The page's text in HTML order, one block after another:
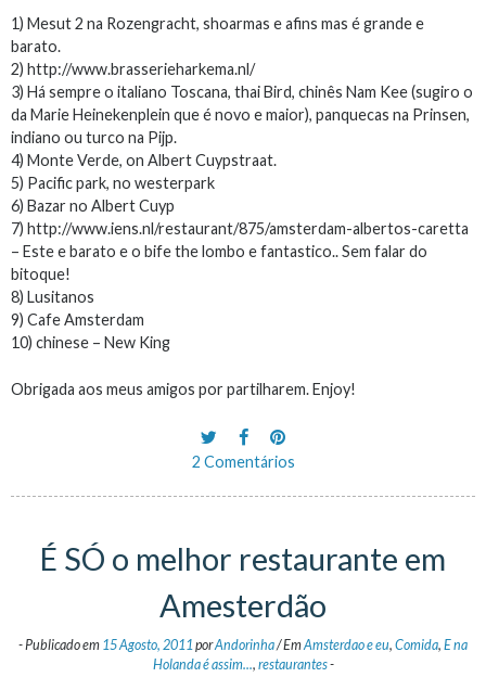
1) Mesut 2 na Rozengracht, shoarmas e afins mas é grande e
barato.
2) http://www.brasserieharkema.nl/
3) Há sempre o italiano Toscana, thai Bird, chinês Nam Kee (sugiro o
da Marie Heinekenplein que é novo e maior), panquecas na Prinsen,
indiano ou turco na Pijp.
4) Monte Verde, on Albert Cuypstraat.
5) Pacific park, no westerpark
6) Bazar no Albert Cuyp
7) http://www.iens.nl/restaurant/875/amsterdam-albertos-caretta
– Este e barato e o bife the lombo e fantastico.. Sem falar do
bitoque!
8) Lusitanos
9) Cafe Amsterdam
10) chinese – New King
Obrigada aos meus amigos por partilharem. Enjoy!
2 Comentários
É SÓ o melhor restaurante em
Amesterdão
-Publicado em 15 Agosto, 2011 porAndorinha/EmAmsterdao e eu, Comida, E na
Holanda é assim..., restaurantes-